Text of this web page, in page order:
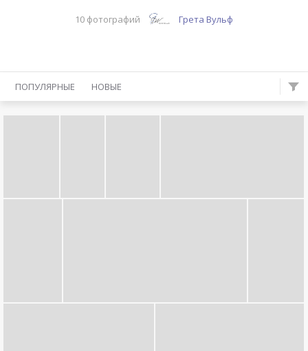
10 фотографий Грета Вульф
ПОПУЛЯРНЫЕ НОВЫЕ